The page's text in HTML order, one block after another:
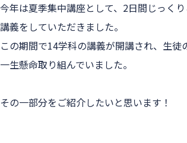
今年は夏季集中講座として、2日間じっく
講義をしていただきました。
この期間で14学科の講義が開講され、生
一生懸命取り組んでいました。
その一部分をご紹介したいと思います！